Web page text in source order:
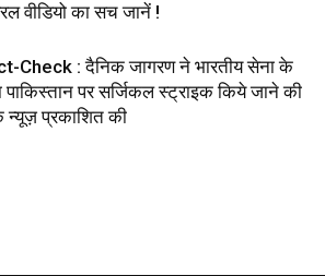
वीडियो का सच जानें !
Check : दैनिक जागरण ने भारतीय सेना के
पाकिस्तान पर सर्जिकल स्ट्राइक किये जाने की
प्रकाशित की